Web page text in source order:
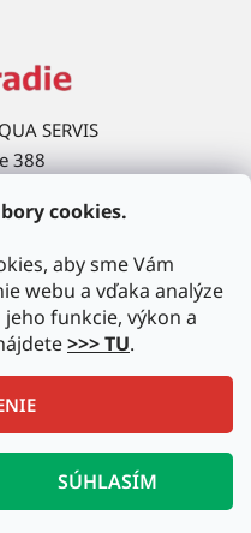
cookies.
aby sme Vám
webu a vďaka analýze
funkcie, výkon a
>>> TU.
SÚHLASÍM
SERVIS
388
Balkys
. Všetky práva vyhradené.
cookies